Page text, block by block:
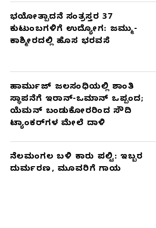
ಭಯೋತ್ಪಾದನೆ ಸಂತ್ರಸ್ತರ 37
ಕುಟುಂಬಗಳಿಗೆ ಉದ್ಯೋಗ: ಜಮ್ಮು-
ಕಾಶ್ಮೀರದಲ್ಲಿ ಹೊಸ ಭರವಸೆ
ಹಾರ್ಮುಜ್ ಜಲಸಂಧಿಯಲ್ಲಿ ಶಾಂತಿ
ಸ್ಥಾಪನೆಗೆ ಇರಾನ್-ಒಮಾನ್ ಒಪ್ಪಂದ;
ಯೆಮನ್ ಬಂಡುಕೋರರಿಂದ ಸೌದಿ
ಟ್ಯಾಂಕರ್‌ಗಳ ಮೇಲೆ ದಾಳಿ
ನೆಲಮಂಗಲ ಬಳಿ ಕಾರು ಪಲ್ಟಿ: ಇಬ್ಬರ
ದುರ್ಮರಣ, ಮೂವರಿಗೆ ಗಾಯ